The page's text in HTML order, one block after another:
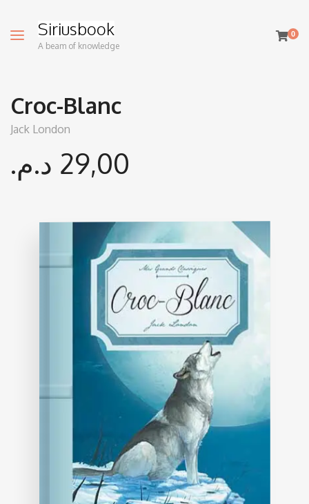
Siriusbook
A beam of knowledge
0
Croc-Blanc
Jack London
29,00 د.م.